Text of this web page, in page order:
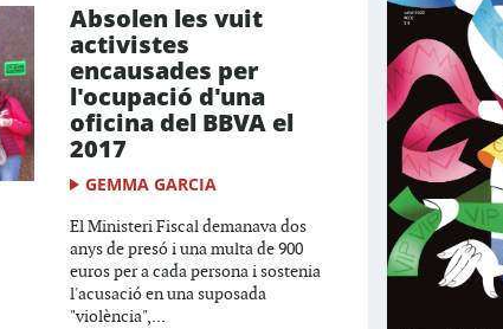
Absolen les vuit
activistes
encausades per
l'ocupació d'una
oficina del BBVA el
2017
GEMMA GARCIA
El Ministeri Fiscal demanava dos
anys de presó i una multa de 900
euros per a cada persona i sostenia
l'acusació en una suposada
"violència",...